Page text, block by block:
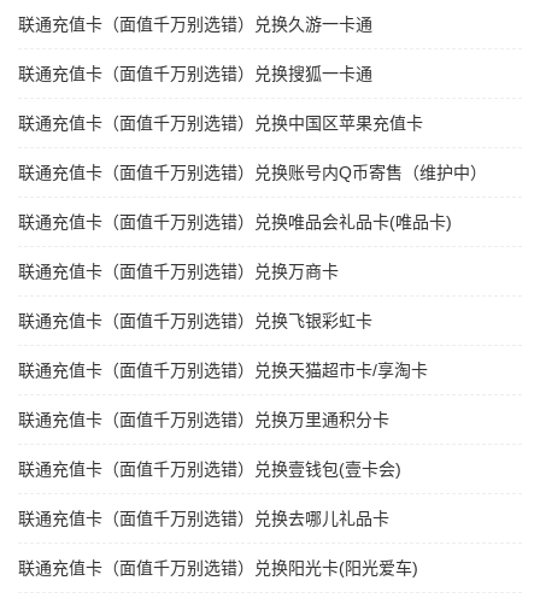
联通充值卡（面值千万别选错）兑换久游一卡通
联通充值卡（面值千万别选错）兑换搜狐一卡通
联通充值卡（面值千万别选错）兑换中国区苹果充值卡
联通充值卡（面值千万别选错）兑换账号内Q币寄售（维护中）
联通充值卡（面值千万别选错）兑换唯品会礼品卡(唯品卡)
联通充值卡（面值千万别选错）兑换万商卡
联通充值卡（面值千万别选错）兑换飞银彩虹卡
联通充值卡（面值千万别选错）兑换天猫超市卡/享淘卡
联通充值卡（面值千万别选错）兑换万里通积分卡
联通充值卡（面值千万别选错）兑换壹钱包(壹卡会)
联通充值卡（面值千万别选错）兑换去哪儿礼品卡
联通充值卡（面值千万别选错）兑换阳光卡(阳光爱车)